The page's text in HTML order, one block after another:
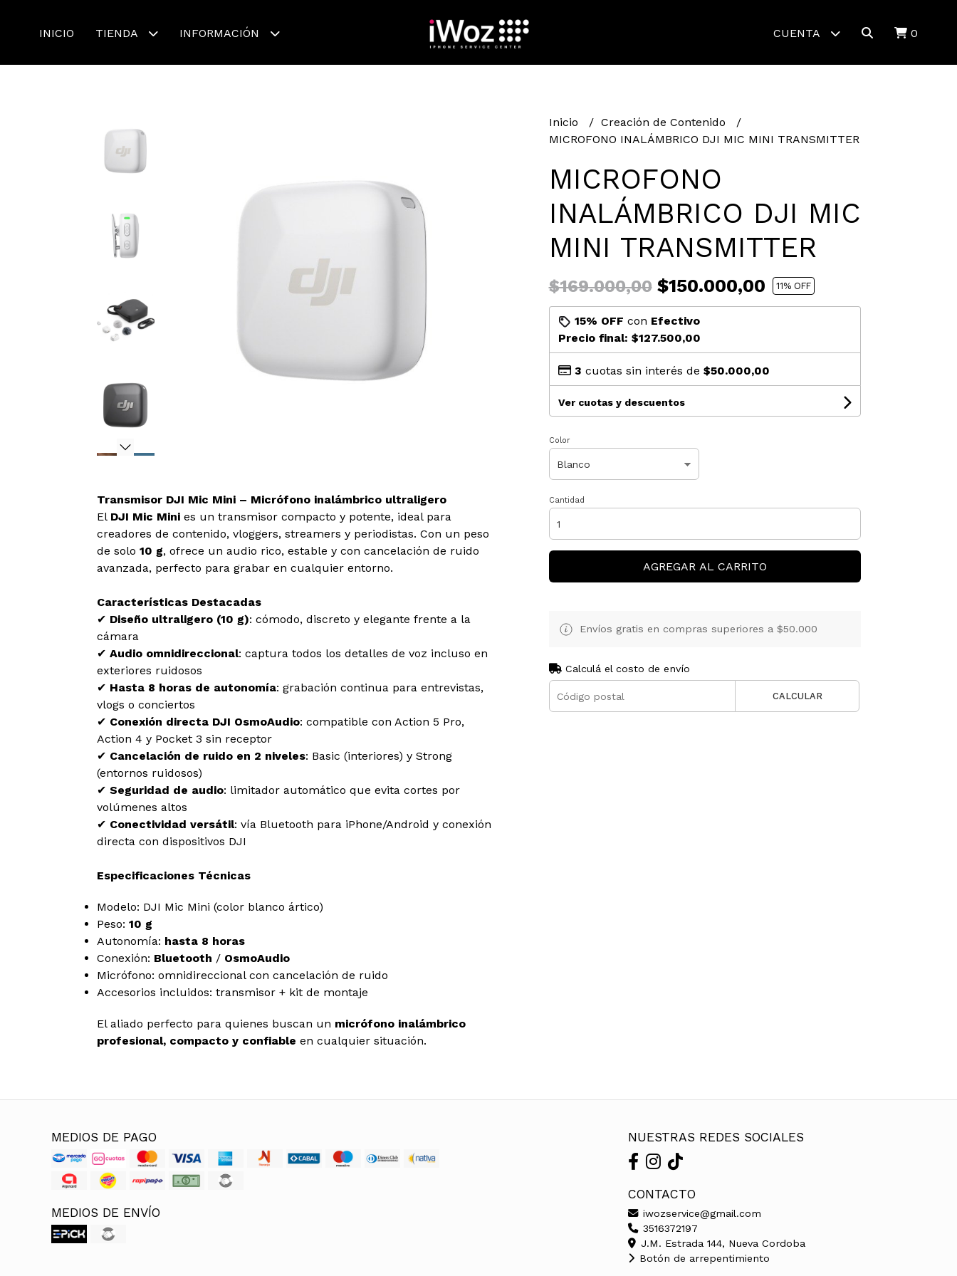
INICIO TIENDA INFORMACIÓN CUENTA 0
Transmisor DJI Mic Mini – Micrófono inalámbrico ultraligero
El DJI Mic Minies un transmisor compacto y potente, ideal para
creadores de contenido, vloggers, streamers y periodistas. Con un peso
de solo 10 g, ofrece un audio rico, estable y con cancelación de ruido
avanzada, perfecto para grabar en cualquier entorno.
Características Destacadas
✔ Diseño ultraligero (10 g): cómodo, discreto y elegante frente a la
cámara
✔ Audio omnidireccional: captura todos los detalles de voz incluso en
exteriores ruidosos
✔ Hasta 8 horas de autonomía: grabación continua para entrevistas,
vlogs o conciertos
✔ Conexión directa DJI OsmoAudio: compatible con Action 5 Pro,
Action 4 y Pocket 3 sin receptor
✔ Cancelación de ruido en 2 niveles: Basic (interiores) y Strong
(entornos ruidosos)
✔ Seguridad de audio: limitador automático que evita cortes por
volúmenes altos
✔ Conectividad versátil: vía Bluetooth para iPhone/Android y conexión
directa con dispositivos DJI
Especificaciones Técnicas
Modelo: DJI Mic Mini (color blanco ártico)
Peso: 10 g
Autonomía: hasta 8 horas
Conexión: Bluetooth / OsmoAudio
Micrófono: omnidireccional con cancelación de ruido
Accesorios incluidos: transmisor + kit de montaje
El aliado perfecto para quienes buscan un micrófono inalámbrico
profesional, compacto y confiable en cualquier situación.
Inicio
Creación de Contenido
MICROFONO INALÁMBRICO DJI MIC MINI TRANSMITTER
MICROFONO
INALÁMBRICO DJI MIC
MINI TRANSMITTER
$169.000,00$150.000,00 11% OFF
15% OFF con Efectivo
Precio final: $127.500,00
3 cuotas sin interés de $50.000,00
Ver cuotas y descuentos
Color
Cantidad
AGREGAR AL CARRITO
Envíos gratis en compras superiores a $50.000
Calculá el costo de envío
CALCULAR
MEDIOS DE PAGO
MEDIOS DE ENVÍO
NUESTRAS REDES SOCIALES
CONTACTO
iwozservice@gmail.com
3516372197
J.M. Estrada 144, Nueva Cordoba
Botón de arrepentimiento